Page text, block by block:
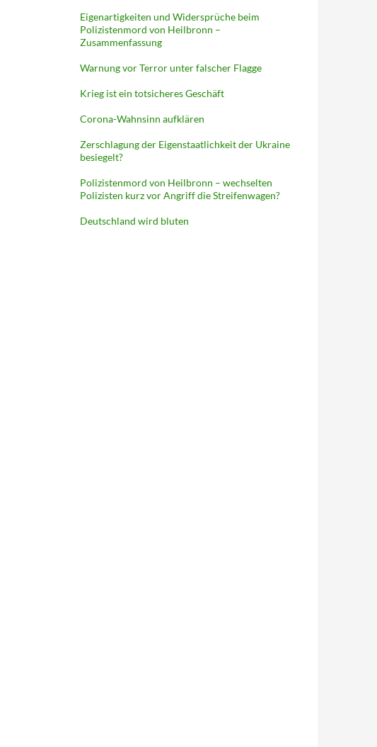
Eigenartigkeiten und Widersprüche beim
Polizistenmord von Heilbronn –
Zusammenfassung
Warnung vor Terror unter falscher Flagge
Krieg ist ein totsicheres Geschäft
Corona-Wahnsinn aufklären
Zerschlagung der Eigenstaatlichkeit der Ukraine
besiegelt?
Polizistenmord von Heilbronn – wechselten
Polizisten kurz vor Angriff die Streifenwagen?
Deutschland wird bluten